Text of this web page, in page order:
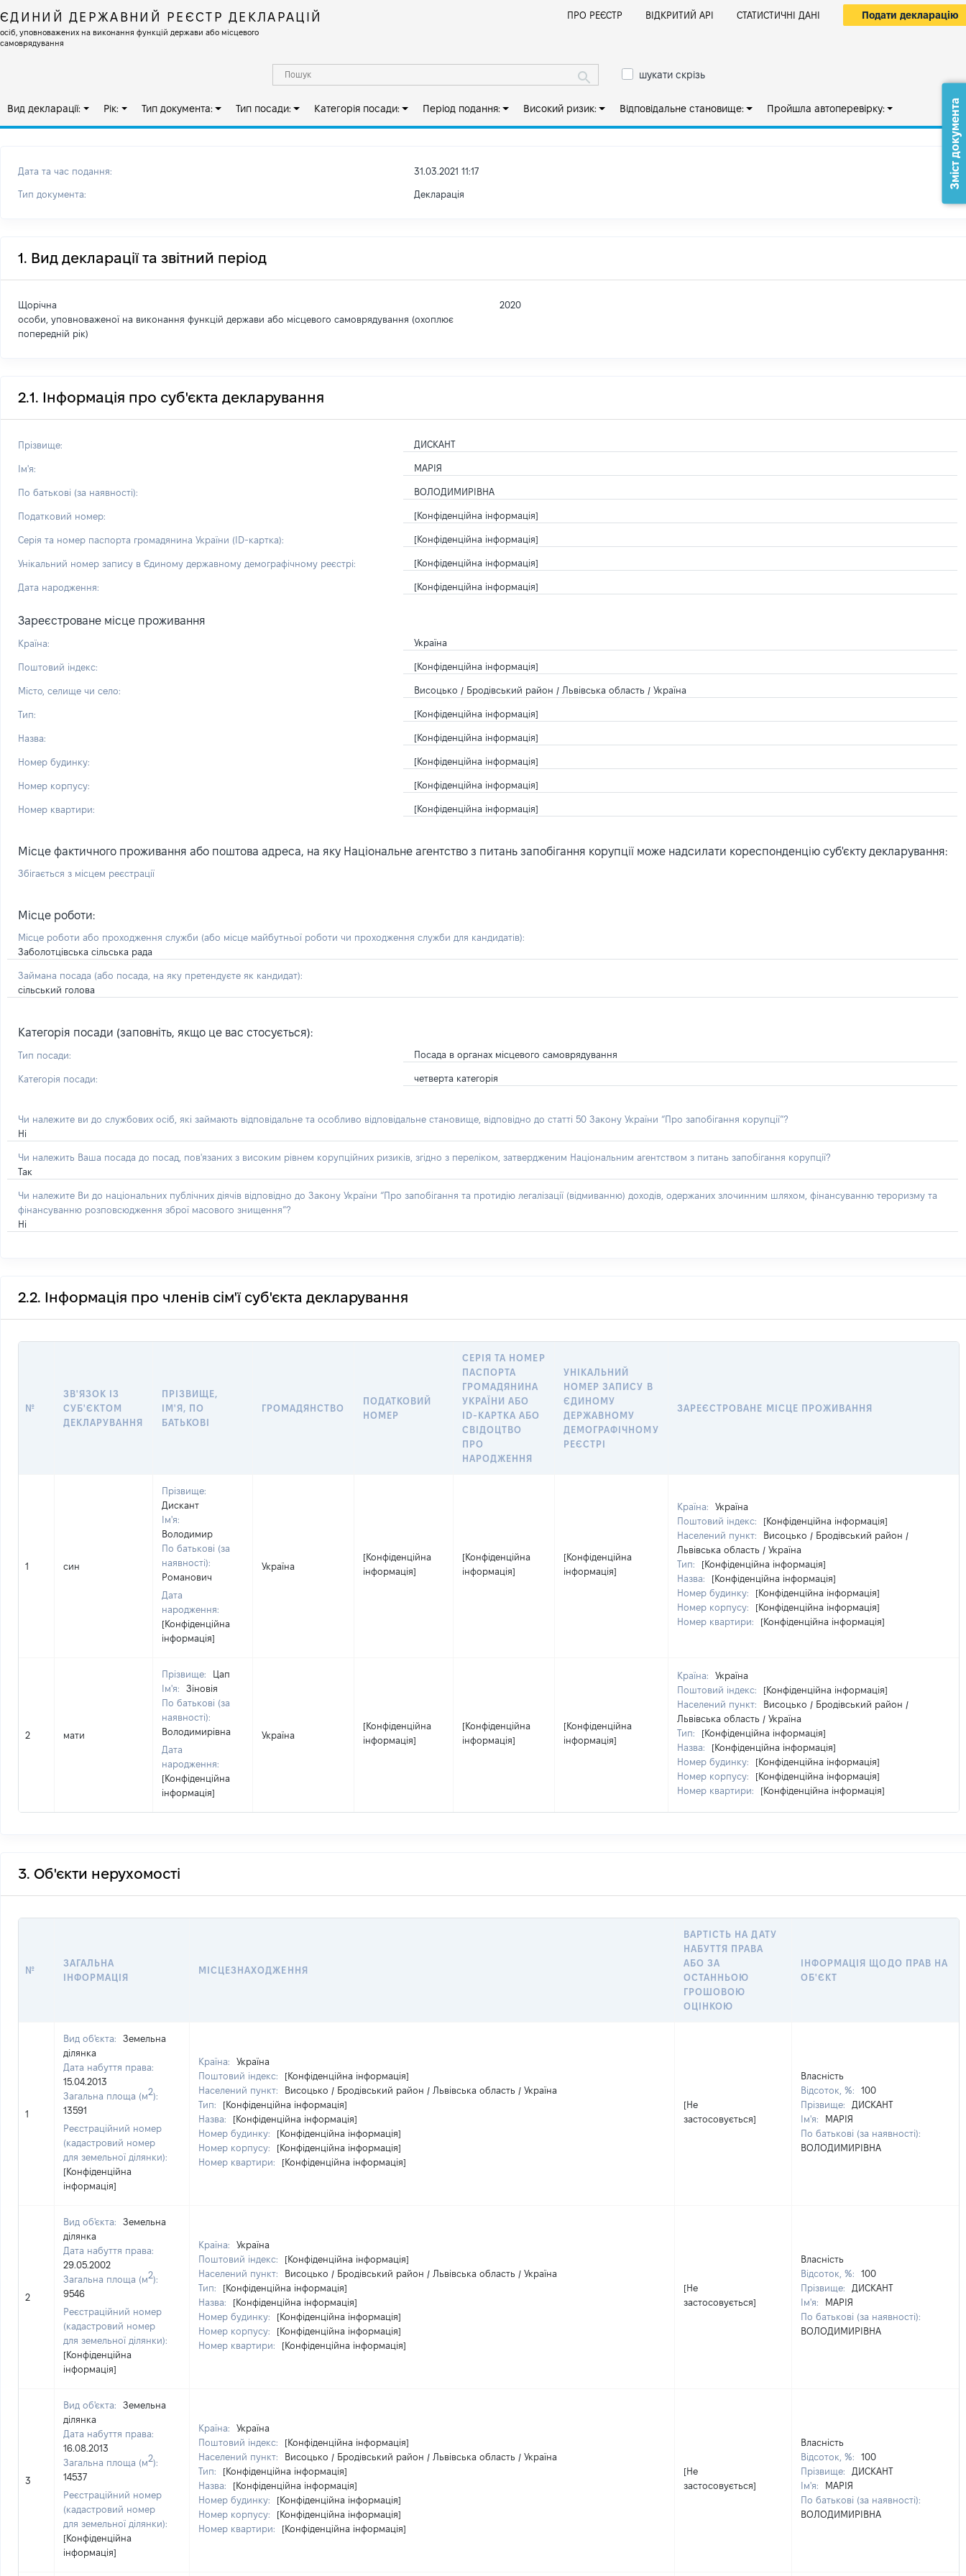
ЄДИНИЙ ДЕРЖАВНИЙ РЕЄСТР ДЕКЛАРАЦІЙ
осіб, уповноважених на виконання функцій держави або місцевого
самоврядування
ПРО РЕЄСТР ВІДКРИТИЙ АРІ СТАТИСТИЧНІ ДАНІ Подати декларацію
шукати скрізь
Вид декларації: Рік: Тип документа: Тип посади: Категорія посади: Період подання: Високий ризик: Відповідальне становище: Пройшла автоперевірку:
Дата та час подання: 31.03.2021 11:17
Тип документа: Декларація
1. Вид декларації та звітний період
Щорічна
особи, уповноваженої на виконання функцій держави або місцевого самоврядування (охоплює
попередній рік)
2020
2.1. Інформація про суб'єкта декларування
Прізвище: ДИСКАНТ
Ім'я: МАРІЯ
По батькові (за наявності): ВОЛОДИМИРІВНА
Податковий номер: [Конфіденційна інформація]
Серія та номер паспорта громадянина України (ID-картка): [Конфіденційна інформація]
Унікальний номер запису в Єдиному державному демографічному реєстрі: [Конфіденційна інформація]
Дата народження: [Конфіденційна інформація]
Зареєстроване місце проживання
Країна: Україна
Поштовий індекс: [Конфіденційна інформація]
Місто, селище чи село: Висоцько / Бродівський район / Львівська область / Україна
Тип: [Конфіденційна інформація]
Назва: [Конфіденційна інформація]
Номер будинку: [Конфіденційна інформація]
Номер корпусу: [Конфіденційна інформація]
Номер квартири: [Конфіденційна інформація]
Місце фактичного проживання або поштова адреса, на яку Національне агентство з питань запобігання корупції може надсилати кореспонденцію суб'єкту декларування:
Збігається з місцем реєстрації
Місце роботи:
Місце роботи або проходження служби (або місце майбутньої роботи чи проходження служби для кандидатів):
Заболотцівська сільська рада
Займана посада (або посада, на яку претендуєте як кандидат):
сільський голова
Категорія посади (заповніть, якщо це вас стосується):
Тип посади: Посада в органах місцевого самоврядування
Категорія посади: четверта категорія
Чи належите ви до службових осіб, які займають відповідальне та особливо відповідальне становище, відповідно до статті 50 Закону України “Про запобігання корупції”?
Ні
Чи належить Ваша посада до посад, пов'язаних з високим рівнем корупційних ризиків, згідно з переліком, затвердженим Національним агентством з питань запобігання корупції?
Так
Чи належите Ви до національних публічних діячів відповідно до Закону України “Про запобігання та протидію легалізації (відмиванню) доходів, одержаних злочинним шляхом, фінансуванню тероризму та
фінансуванню розповсюдження зброї масового знищення”?
Ні
2.2. Інформація про членів сім'ї суб'єкта декларування
№
ЗВ'ЯЗОК ІЗ
СУБ'ЄКТОМ
ДЕКЛАРУВАННЯ
ПРІЗВИЩЕ,
ІМ'Я, ПО
БАТЬКОВІ
ГРОМАДЯНСТВО
ПОДАТКОВИЙ
НОМЕР
СЕРІЯ ТА НОМЕР
ПАСПОРТА
ГРОМАДЯНИНА
УКРАЇНИ АБО
ID-КАРТКА АБО
СВІДОЦТВО
ПРО
НАРОДЖЕННЯ
УНІКАЛЬНИЙ
НОМЕР ЗАПИСУ В
ЄДИНОМУ
ДЕРЖАВНОМУ
ДЕМОГРАФІЧНОМУ
РЕЄСТРІ
ЗАРЕЄСТРОВАНЕ МІСЦЕ ПРОЖИВАННЯ
1 син
Прізвище:
Дискант
Ім'я:
Володимир
По батькові (за
наявності):
Романович
Дата
народження:
[Конфіденційна
інформація]
Україна
[Конфіденційна
інформація]
[Конфіденційна
інформація]
[Конфіденційна
інформація]
Країна:
Україна
Поштовий індекс:
[Конфіденційна інформація]
Населений пункт:
Висоцько / Бродівський район /
Львівська область / Україна
Тип:
[Конфіденційна інформація]
Назва:
[Конфіденційна інформація]
Номер будинку:
[Конфіденційна інформація]
Номер корпусу:
[Конфіденційна інформація]
Номер квартири:
[Конфіденційна інформація]
2 мати
Прізвище:
Цап
Ім'я:
Зіновія
По батькові (за
наявності):
Володимирівна
Дата
народження:
[Конфіденційна
інформація]
Україна
[Конфіденційна
інформація]
[Конфіденційна
інформація]
[Конфіденційна
інформація]
Країна:
Україна
Поштовий індекс:
[Конфіденційна інформація]
Населений пункт:
Висоцько / Бродівський район /
Львівська область / Україна
Тип:
[Конфіденційна інформація]
Назва:
[Конфіденційна інформація]
Номер будинку:
[Конфіденційна інформація]
Номер корпусу:
[Конфіденційна інформація]
Номер квартири:
[Конфіденційна інформація]
3. Об'єкти нерухомості
№
ЗАГАЛЬНА
ІНФОРМАЦІЯ
МІСЦЕЗНАХОДЖЕННЯ
ВАРТІСТЬ НА ДАТУ
НАБУТТЯ ПРАВА
АБО ЗА
ОСТАННЬОЮ
ГРОШОВОЮ
ОЦІНКОЮ
ІНФОРМАЦІЯ ЩОДО ПРАВ НА
ОБ'ЄКТ
1
Вид об'єкта:
Земельна
ділянка
Дата набуття права:
15.04.2013
Загальна площа (м2):
13591
Реєстраційний номер
(кадастровий номер
для земельної ділянки):
[Конфіденційна
інформація]
Країна:
Україна
Поштовий індекс:
[Конфіденційна інформація]
Населений пункт:
Висоцько / Бродівський район / Львівська область / Україна
Тип:
[Конфіденційна інформація]
Назва:
[Конфіденційна інформація]
Номер будинку:
[Конфіденційна інформація]
Номер корпусу:
[Конфіденційна інформація]
Номер квартири:
[Конфіденційна інформація]
[Не
застосовується]
Власність
Відсоток, %:
100
Прізвище:
ДИСКАНТ
Ім'я:
МАРІЯ
По батькові (за наявності):
ВОЛОДИМИРІВНА
2
Вид об'єкта:
Земельна
ділянка
Дата набуття права:
29.05.2002
Загальна площа (м2):
9546
Реєстраційний номер
(кадастровий номер
для земельної ділянки):
[Конфіденційна
інформація]
Країна:
Україна
Поштовий індекс:
[Конфіденційна інформація]
Населений пункт:
Висоцько / Бродівський район / Львівська область / Україна
Тип:
[Конфіденційна інформація]
Назва:
[Конфіденційна інформація]
Номер будинку:
[Конфіденційна інформація]
Номер корпусу:
[Конфіденційна інформація]
Номер квартири:
[Конфіденційна інформація]
[Не
застосовується]
Власність
Відсоток, %:
100
Прізвище:
ДИСКАНТ
Ім'я:
МАРІЯ
По батькові (за наявності):
ВОЛОДИМИРІВНА
3
Вид об'єкта:
Земельна
ділянка
Дата набуття права:
16.08.2013
Загальна площа (м2):
14537
Реєстраційний номер
(кадастровий номер
для земельної ділянки):
[Конфіденційна
інформація]
Країна:
Україна
Поштовий індекс:
[Конфіденційна інформація]
Населений пункт:
Висоцько / Бродівський район / Львівська область / Україна
Тип:
[Конфіденційна інформація]
Назва:
[Конфіденційна інформація]
Номер будинку:
[Конфіденційна інформація]
Номер корпусу:
[Конфіденційна інформація]
Номер квартири:
[Конфіденційна інформація]
[Не
застосовується]
Власність
Відсоток, %:
100
Прізвище:
ДИСКАНТ
Ім'я:
МАРІЯ
По батькові (за наявності):
ВОЛОДИМИРІВНА
Зміст документа